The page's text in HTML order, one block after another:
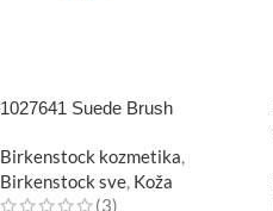
1027641 Suede Brush
Birkenstock kozmetika,
Birkenstock sve, Koža
(3)